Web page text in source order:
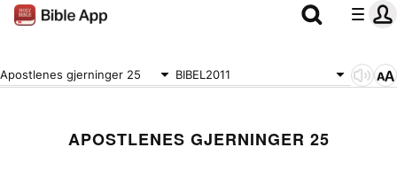
Apostlenes gjerninger 25 BIBEL2011
APOSTLENES GJERNINGER 25